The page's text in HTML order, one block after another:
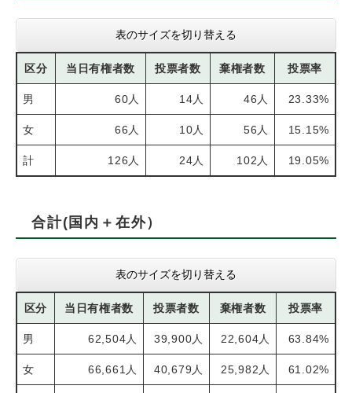
表のサイズを切り替える
区分 当日有権者数 投票者数 棄権者数 投票率
男 60人 14人 46人 23.33%
女 66人 10人 56人 15.15%
計 126人 24人 102人 19.05%
合計(国内＋在外）
表のサイズを切り替える
区分 当日有権者数 投票者数 棄権者数 投票率
男 62,504人 39,900人 22,604人 63.84%
女 66,661人 40,679人 25,982人 61.02%